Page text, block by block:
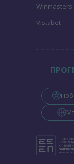
Winmasters
Vistabet